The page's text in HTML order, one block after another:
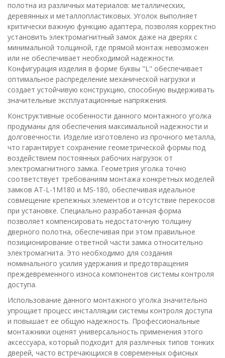
полотна из различных материалов: металлических,
деревянных и металлопластиковых. Уголок выполняет
критически важную функцию адаптера, позволяя корректно
установить электромагнитный замок даже на дверях с
минимальной толщиной, где прямой монтаж невозможен
или не обеспечивает необходимой надежности.
Конфигурация изделия в форме буквы "L" обеспечивает
оптимальное распределение механической нагрузки и
создает устойчивую конструкцию, способную выдерживать
значительные эксплуатационные напряжения.
Конструктивные особенности данного монтажного уголка
продуманы для обеспечения максимальной надежности и
долговечности. Изделие изготовлено из прочного металла,
что гарантирует сохранение геометрической формы под
воздействием постоянных рабочих нагрузок от
электромагнитного замка. Геометрия уголка точно
соответствует требованиям монтажа конкретных моделей
замков AT-L-1M180 и MS-180, обеспечивая идеальное
совмещение крепежных элементов и отсутствие перекосов
при установке. Специально разработанная форма
позволяет компенсировать недостаточную толщину
дверного полотна, обеспечивая при этом правильное
позиционирование ответной части замка относительно
электромагнита. Это необходимо для создания
номинального усилия удержания и предотвращения
преждевременного износа компонентов системы контроля
доступа.
Использование данного монтажного уголка значительно
упрощает процесс инсталляции системы контроля доступа
и повышает ее общую надежность. Профессиональные
монтажники оценят универсальность применения этого
аксессуара, который подходит для различных типов тонких
дверей, часто встречающихся в современных офисных